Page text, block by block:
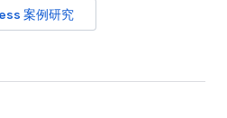
案例研究